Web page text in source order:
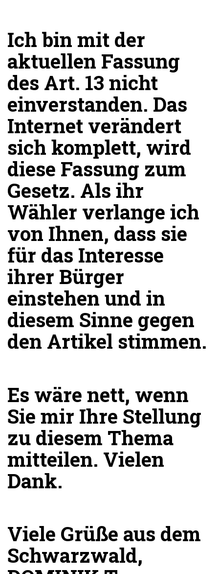
Ich bin mit der
aktuellen Fassung
des Art. 13 nicht
einverstanden. Das
Internet verändert
sich komplett, wird
diese Fassung zum
Gesetz. Als ihr
Wähler verlange ich
von Ihnen, dass sie
für das Interesse
ihrer Bürger
einstehen und in
diesem Sinne gegen
den Artikel stimmen.
Es wäre nett, wenn
Sie mir Ihre Stellung
zu diesem Thema
mitteilen. Vielen
Dank.
Viele Grüße aus dem
Schwarzwald,